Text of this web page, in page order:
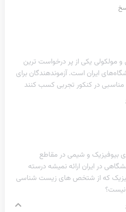
یکی از پر درخواست ترین
ایران است. آزموندهندگان برای
مناسبی در کنکور تجربی کسب کنند
بیوفیزیک و شیمی در مقاطع
در ایران ارائه نمیشه درسته
که از شتخص های زیست شناسی